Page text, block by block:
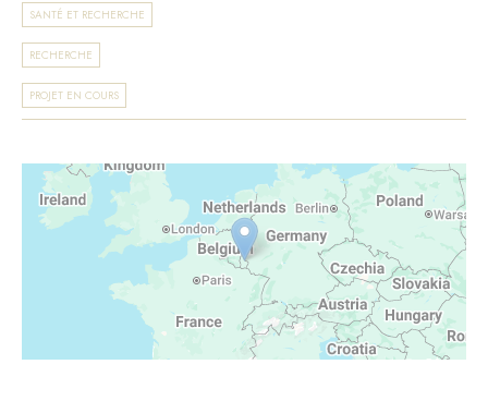
SANTÉ ET RECHERCHE
RECHERCHE
PROJET EN COURS